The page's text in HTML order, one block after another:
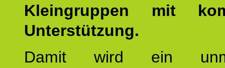
Kleingruppen mit
Unterstützung.
Damit wird ein